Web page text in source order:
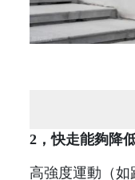
2，快走能夠降
高強度運動（